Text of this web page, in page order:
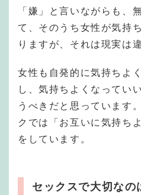
「嫌」と言いながらも、
て、そのうち女性が気持
りますが、それは現実は
女性も自発的に気持ちよ
し、気持ちよくなってい
うべきだと思っています
クでは「お互いに気持ち
をしています。
セックスで大切なの